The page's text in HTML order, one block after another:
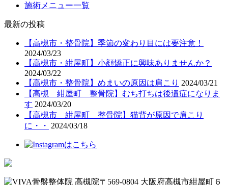
施術メニュー一覧
最新の投稿
【高槻市・整骨院】季節の変わり目には要注意！
2024/03/23
【高槻市・紺屋町】小顔矯正に興味ありませんか？
2024/03/22
【高槻市・整骨院】めまいの原因は肩こり 2024/03/21
【高槻 紺屋町 整骨院】むち打ちは後遺症になりま
す 2024/03/20
【高槻市 紺屋町 整骨院】猫背が原因で肩こり
に・・
2024/03/18
〒569-0804 大阪府高槻市紺屋町６